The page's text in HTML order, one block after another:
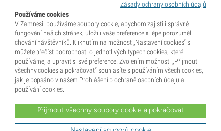
Zásady ochrany osobních údajů
Používáme cookies
V Zamnesii používáme soubory cookie, abychom zajistili správné
fungování našich stránek, uložili vaše preference a lépe porozuměli
chování návštěvníků. Kliknutím na možnost „Nastavení cookies“ si
můžete přečíst podrobnosti o jednotlivých typech cookies, které
používáme, a upravit si své preference. Zvolením možnosti „Přijmout
všechny cookies a pokračovat“ souhlasíte s používáním všech cookies,
jak je popsáno v našem Prohlášení o ochraně osobních údajů a
používání cookies.
Přijmout všechny soubory cookie a pokračovat
* Semena se prodávají jako sběratelské předměty. Klíčení semen je v mnoha zemích nezákonné. Před
žijete, a že znáte své místní právní předpisy. Zároveň se vzdáváte jakýchkoli nároků vůči společnosti